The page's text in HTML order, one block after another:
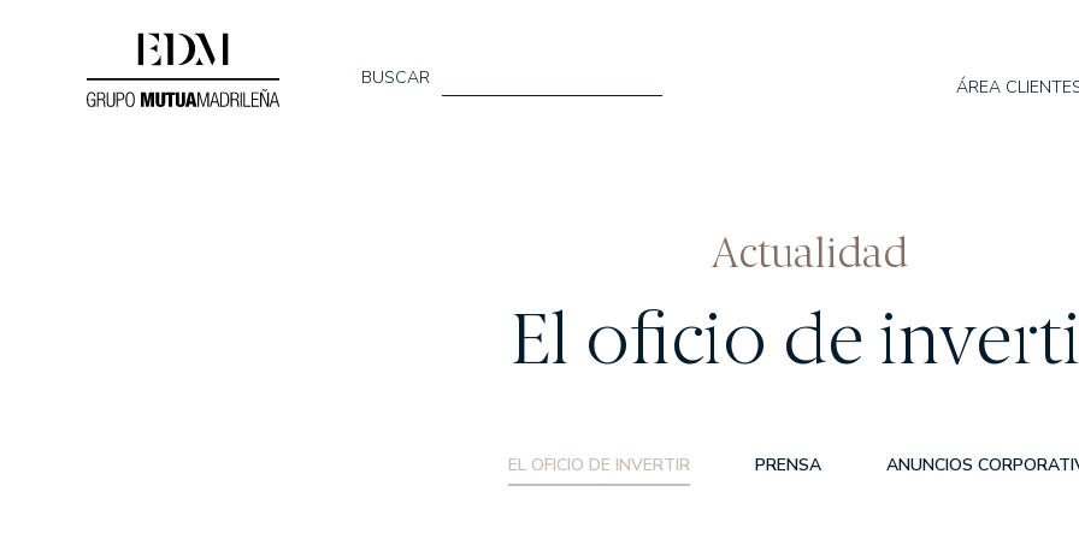
BUSCAR ÁREA
NUESTRO EQUIPO ASSET MANAGEMENT
Actualidad
El oficio de
EL OFICIO DE INVERTIR PRENSA ANUNCIOS